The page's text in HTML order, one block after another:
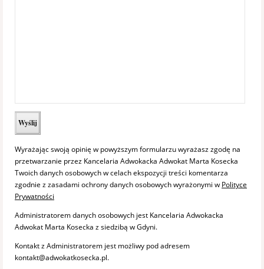
Wyrażając swoją opinię w powyższym formularzu wyrażasz zgodę na
przetwarzanie przez Kancelaria Adwokacka Adwokat Marta Kosecka
Twoich danych osobowych w celach ekspozycji treści komentarza
zgodnie z zasadami ochrony danych osobowych wyrażonymi w Polityce
Prywatności
Administratorem danych osobowych jest Kancelaria Adwokacka
Adwokat Marta Kosecka z siedzibą w Gdyni.
Kontakt z Administratorem jest możliwy pod adresem
kontakt@adwokatkosecka.pl.